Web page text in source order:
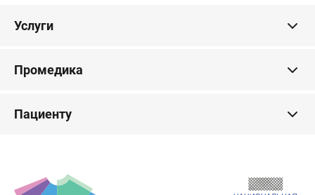
Услуги
Промедика
Пациенту